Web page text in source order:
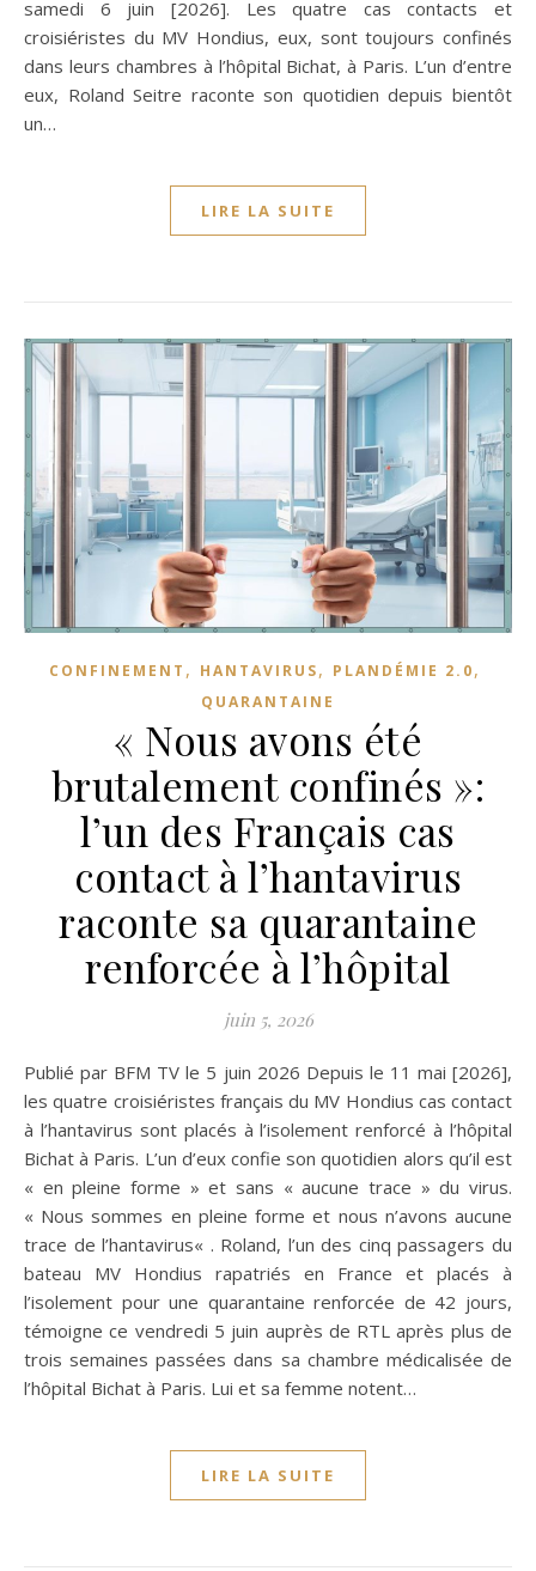
samedi 6 juin [2026]. Les quatre cas contacts et
croisiéristes du MV Hondius, eux, sont toujours confinés
dans leurs chambres à l’hôpital Bichat, à Paris. L’un d’entre
eux, Roland Seitre raconte son quotidien depuis bientôt
un…
LIRE LA SUITE
CONFINEMENT , HANTAVIRUS, PLANDÉMIE 2.0,
QUARANTAINE
« Nous avons été
brutalement confinés »:
l’un des Français cas
contact à l’hantavirus
raconte sa quarantaine
renforcée à l’hôpital
juin 5, 2026
Publié par BFM TV le 5 juin 2026 Depuis le 11 mai [2026],
les quatre croisiéristes français du MV Hondius cas contact
à l’hantavirus sont placés à l’isolement renforcé à l’hôpital
Bichat à Paris. L’un d’eux confie son quotidien alors qu’il est
« en pleine forme » et sans « aucune trace » du virus.
« Nous sommes en pleine forme et nous n’avons aucune
trace de l’hantavirus« . Roland, l’un des cinq passagers du
bateau MV Hondius rapatriés en France et placés à
l’isolement pour une quarantaine renforcée de 42 jours,
témoigne ce vendredi 5 juin auprès de RTL après plus de
trois semaines passées dans sa chambre médicalisée de
l’hôpital Bichat à Paris. Lui et sa femme notent…
LIRE LA SUITE